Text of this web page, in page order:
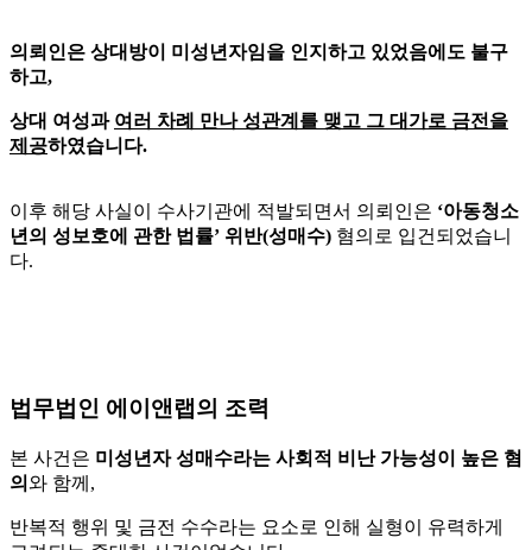
의뢰인은 상대방이 미성년자임을 인지하고 있었음에도 불구
하고,
상대 여성과 여러 차례 만나 성관계를 맺고 그 대가로 금전을
제공하였습니다.
이후 해당 사실이 수사기관에 적발되면서 의뢰인은 ‘아동청소
년의 성보호에 관한 법률’ 위반(성매수) 혐의로 입건되었습니
다.
법무법인 에이앤랩의 조력
본 사건은 미성년자 성매수라는 사회적 비난 가능성이 높은 혐
의 와 함께,
반복적 행위 및 금전 수수라는 요소로 인해 실형이 유력하게